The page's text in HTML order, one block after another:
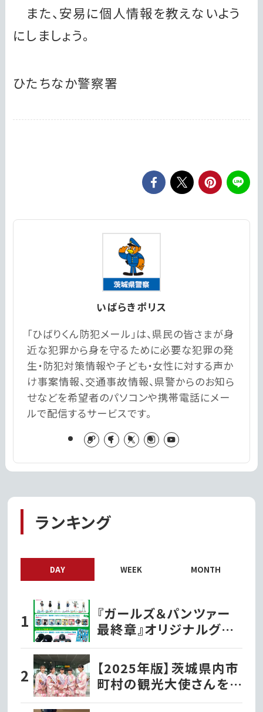
また、安易に個人情報を教えないよう
にしましょう。
ひたちなか警察署
いばらきポリス
「ひばりくん防犯メール」は、県民の皆さまが身
近な犯罪から身を守るために必要な犯罪の発
生・防犯対策情報や子ども・女性に対する声か
け事案情報、交通事故情報、県警からのお知ら
せなどを希望者のパソコンや携帯電話にメー
ルで配信するサービスです。
ランキング
DAY WEEK MONTH
『ガールズ＆パンツァー
最終章』オリジナルグッ
ズ各種ファミリーマート
で発売開始!!
【2025年版】茨城県内市
町村の観光大使さんを
紹介！